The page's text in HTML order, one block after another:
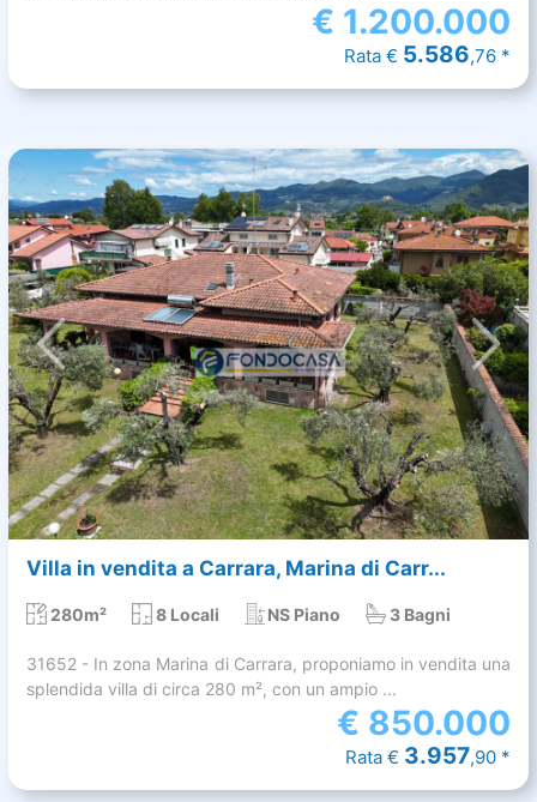
€ 1.200.000
Rata € 5.586,76 *
Villa in vendita a Carrara, Marina di Carr...
280m² 8 Locali NS Piano 3 Bagni
31652 - In zona Marina di Carrara, proponiamo in vendita una
splendida villa di circa 280 m², con un ampio ...
€ 850.000
Rata € 3.957,90 *